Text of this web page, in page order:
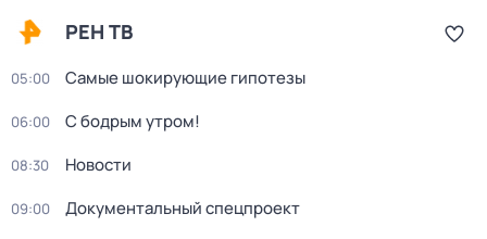
РЕН ТВ
05:00 Самые шoкиpующие гипотезы
06:00 С бодрым утром!
08:30 Новости
09:00 Документальный спецпроект